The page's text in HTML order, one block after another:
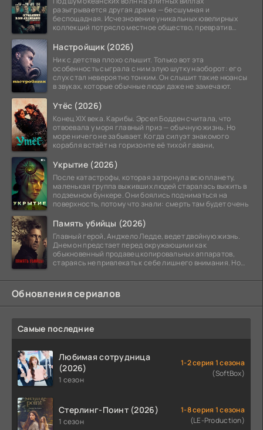
разыгрывается другая драма — бесшумная и
беспощадная. Исчезновение уникальных ювелирных
коллекций потрясло местное общество, превратив
Настройщик (2026)
Ник с детства плохо слышит. Только вот эта
особенность сыграла с ним злую шутку наоборот: его
слух стал невероятно тонким. Он слышит такие нюансы
в звуках, которые обычные люди даже не замечают.
Утёс (2026)
Конец XIX века. Карибы. Эрсел Бодден считала, что
отвоевала у моря главный приз — обычную жизнь. Но
море ничего не забывает. Когда силуэт знакомого
корабля встаёт на горизонте её тихой гавани,
Укрытие (2026)
После катастрофы, которая затронула всю планету,
маленькая группа выживших людей старалась выжить в
подземном бункере. Они боялись подниматься на
поверхность, потому что знали: смерть там будет очень
Память убийцы (2026)
Главный герой, Анджело Ледде, ведет двойную жизнь.
Днем он предстает перед окружающими как
обыкновенный продавец копировальных аппаратов,
стараясь не привлекать к себе лишнего внимания. Но
Обновления сериалов
Самые последние
Любимая сотрудница
(2026)
1 сезон
1-2 серия 1 сезона
(SoftBox)
Стерлинг-Поинт (2026)
1 сезон
1-8 серия 1 сезона
(LE-Production)